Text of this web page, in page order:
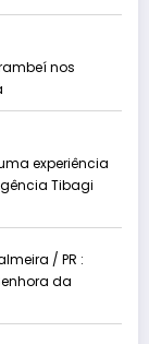
nos
experiência
Tibagi
/ PR :
da